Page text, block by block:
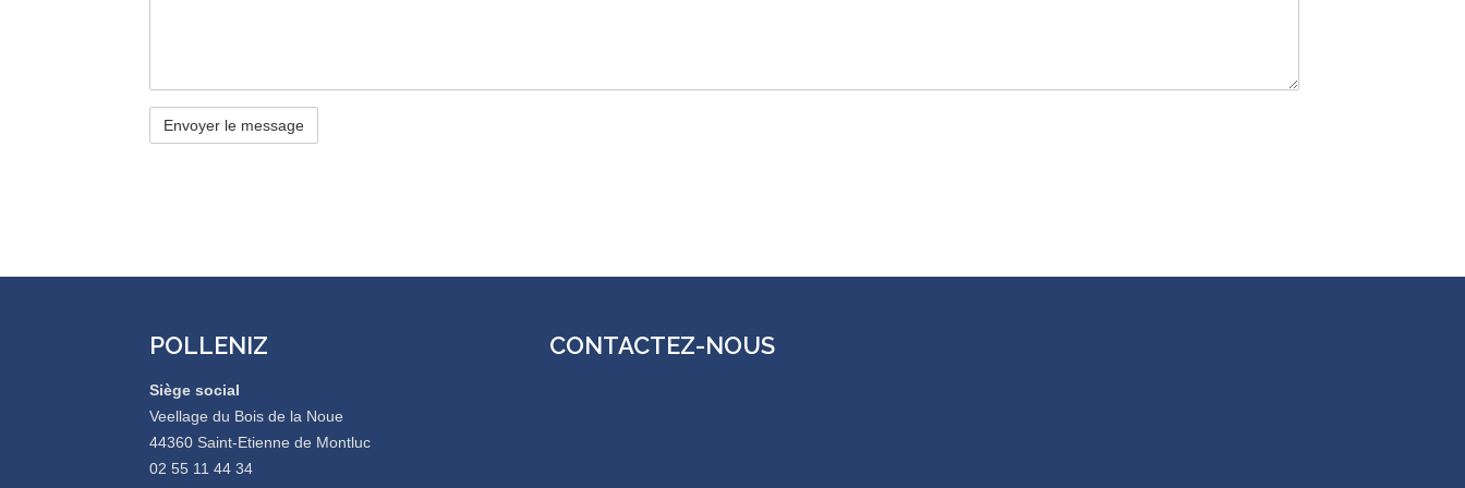
POLLENIZ
Siège social
Veellage du Bois de la Noue
44360 Saint-Etienne de Montluc
02 55 11 44 34
CONTACTEZ-NOUS